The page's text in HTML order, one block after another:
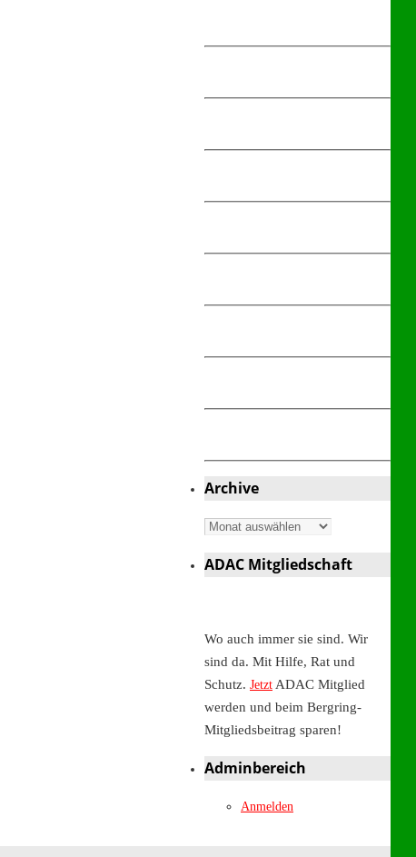
Archive
Archive
ADAC Mitgliedschaft
Wo auch immer sie sind. Wir
sind da. Mit Hilfe, Rat und
Schutz. Jetzt ADAC Mitglied
werden und beim Bergring-
Mitgliedsbeitrag sparen!
Adminbereich
Anmelden